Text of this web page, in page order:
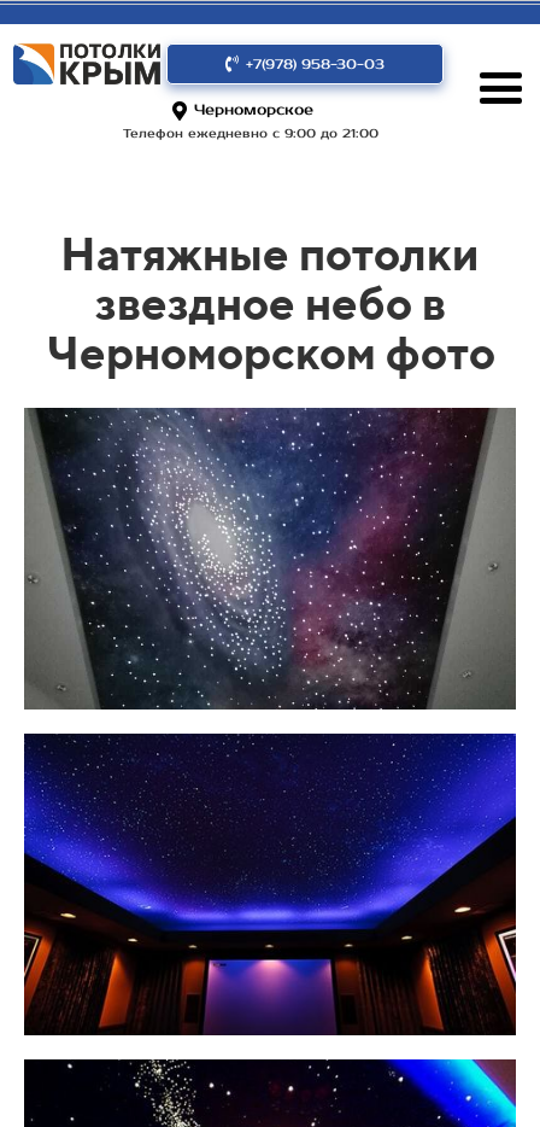
+7(978) 958-30-03
Черноморское
Телефон ежедневно с 9:00 до 21:00
Натяжные потолки
звездное небо в
Черноморском фото